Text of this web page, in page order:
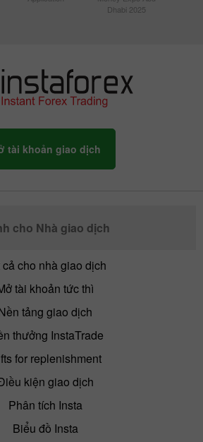
Dhabi 2025
tài khoản giao dịch
cho Nhà giao dịch
cả cho nhà giao dịch
tài khoản tức thì
tảng giao dịch
thưởng InstaTrade
for replenishment
kiện giao dịch
Phân tích Insta
Biểu đồ Insta